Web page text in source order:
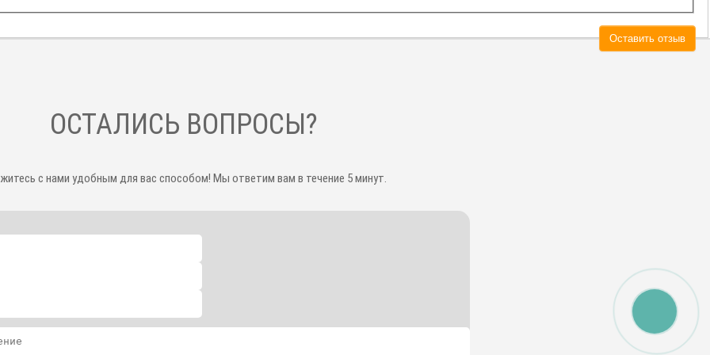
Оставить отзыв
ОСТАЛИСЬ ВОПРОСЫ?
с нами удобным для вас способом! Мы ответим вам в течение 5 минут.